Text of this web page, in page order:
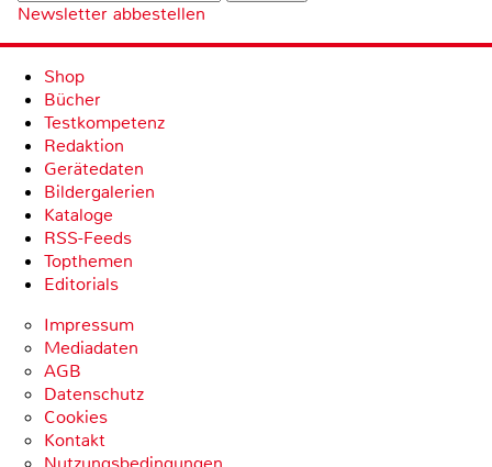
Newsletter abbestellen
Shop
Bücher
Testkompetenz
Redaktion
Gerätedaten
Bildergalerien
Kataloge
RSS-Feeds
Topthemen
Editorials
Impressum
Mediadaten
AGB
Datenschutz
Cookies
Kontakt